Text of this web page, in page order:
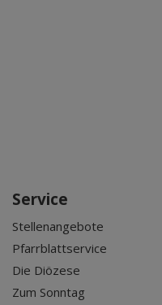
Service
Stellenangebote
Pfarrblattservice
Die Diözese
Zum Sonntag